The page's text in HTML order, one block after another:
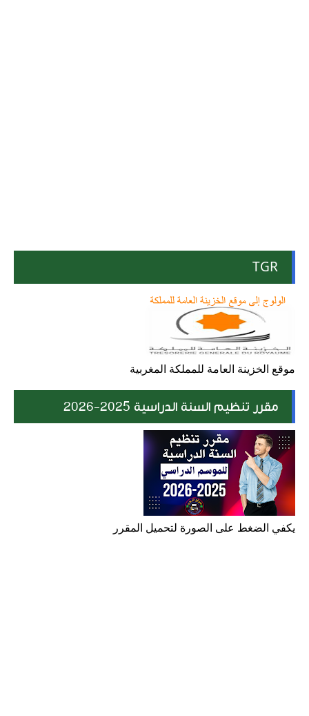
TGR
موقع الخزينة العامة للمملكة المغربية
مقرر تنظيم السنة الدراسية 2025-2026
يكفي الضغط على الصورة لتحميل المقرر